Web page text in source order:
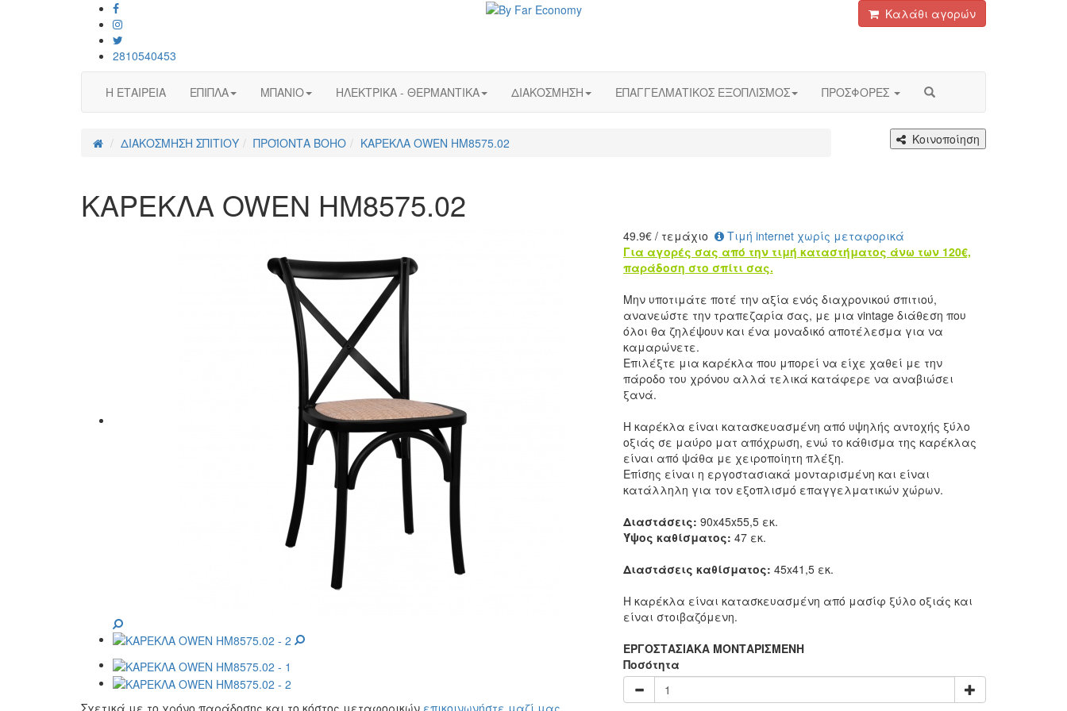
2810540453
Καλάθι αγορών
Η ΕΤΑΙΡΕΙΑ ΕΠΙΠΛΑ ΜΠΑΝΙΟ ΗΛΕΚΤΡΙΚΑ - ΘΕΡΜΑΝΤΙΚΑ ΔΙΑΚΟΣΜΗΣΗ ΕΠΑΓΓΕΛΜΑΤΙΚΟΣ ΕΞΟΠΛΙΣΜΟΣ ΠΡΟΣΦΟΡΕΣ
ΔΙΑΚΟΣΜΗΣΗ ΣΠΙΤΙΟΥ ΠΡΟΪΟΝΤΑ BOHO ΚΑΡΕΚΛΑ OWEN HM8575.02 Κοινοποίηση
ΚΑΡΕΚΛΑ OWEN HM8575.02
Σχετικά με το χρόνο παράδοσης και το κόστος μεταφορικών επικοινωνήστε μαζί μας
49.9€ / τεμάχιο
Τιμή internet χωρίς μεταφορικά
Για αγορές σας από την τιμή καταστήματος άνω των 120€,
παράδοση στο σπίτι σας.
Μην υποτιμάτε ποτέ την αξία ενός διαχρονικού σπιτιού,
ανανεώστε την τραπεζαρία σας, με μια vintage διάθεση που
όλοι θα ζηλέψουν και ένα μοναδικό αποτέλεσμα για να
καμαρώνετε.
Επιλέξτε μια καρέκλα που μπορεί να είχε χαθεί με την
πάροδο του χρόνου αλλά τελικά κατάφερε να αναβιώσει
ξανά.
Η καρέκλα είναι κατασκευασμένη από υψηλής αντοχής ξύλο
οξιάς σε μαύρο ματ απόχρωση, ενώ το κάθισμα της καρέκλας
είναι από ψάθα με χειροποίητη πλέξη.
Επίσης είναι η εργοστασιακά μονταρισμένη και είναι
κατάλληλη για τον εξοπλισμό επαγγελματικών χώρων.
Διαστάσεις: 90x45x55,5 εκ.
Ύψος καθίσματος: 47 εκ.
Διαστάσεις καθίσματος: 45x41,5 εκ.
Η καρέκλα είναι κατασκευασμένη από μασίφ ξύλο οξιάς και
είναι στοιβαζόμενη.
ΕΡΓΟΣΤΑΣΙΑΚΑ ΜΟΝΤΑΡΙΣΜΕΝΗ
Ποσότητα